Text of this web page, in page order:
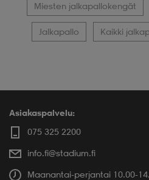
Miesten jalkapallokengät
Jalkapallo Kaikki
Asiakaspalvelu:
075 325 2200
info.fi@stadium.fi
Maanantai-perjantai 10.00-